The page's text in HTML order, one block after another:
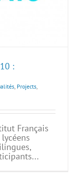
:
Projects
Français